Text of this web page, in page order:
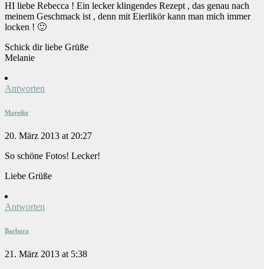
HI liebe Rebecca ! Ein lecker klingendes Rezept , das genau nach
meinem Geschmack ist , denn mit Eierlikör kann man mich immer
locken ! 🙂
Schick dir liebe Grüße
Melanie
Antworten
Mareike
20. März 2013 at 20:27
So schöne Fotos! Lecker!
Liebe Grüße
Antworten
Barbara
21. März 2013 at 5:38